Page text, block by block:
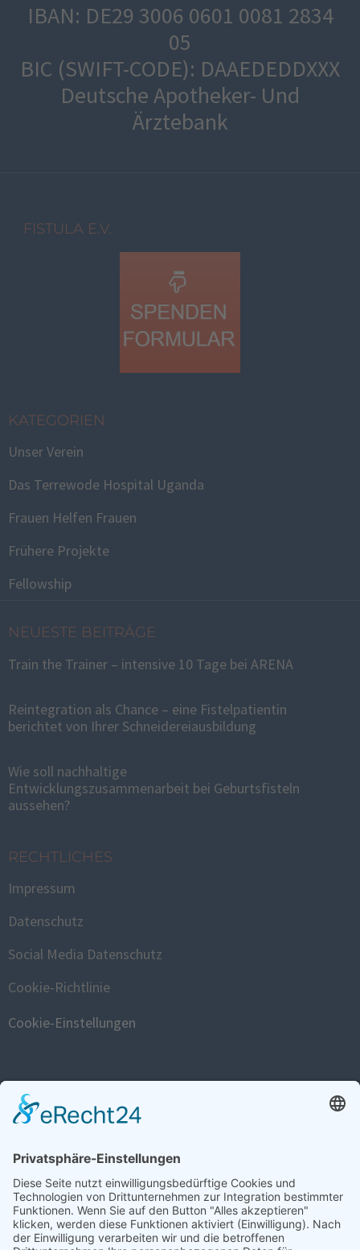
IBAN: DE29 3006 0601 0081 2834
05
BIC (SWIFT-CODE): DAAEDEDDXXX
Deutsche Apotheker- Und
Ärztebank
FISTULA E.V.
KATEGORIEN
Unser Verein
Das Terrewode Hospital Uganda
Frauen Helfen Frauen
Frühere Projekte
Fellowship
NEUESTE BEITRÄGE
Train the Trainer – intensive 10 Tage bei ARENA
Reintegration als Chance – eine Fistelpatientin
berichtet von Ihrer Schneidereiausbildung
Wie soll nachhaltige
Entwicklungszusammenarbeit bei Geburtsfisteln
aussehen?
RECHTLICHES
Impressum
Datenschutz
Social Media Datenschutz
Cookie-Richtlinie
Cookie-Einstellungen
FISTULA WEBSITE
www.fistula.de
SOCIAL